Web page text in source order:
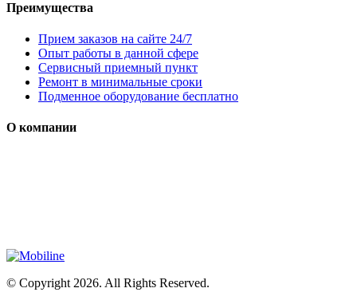
Преимущества
Прием заказов на сайте 24/7
Опыт работы в данной сфере
Сервисный приемный пункт
Ремонт в минимальные сроки
Подменное оборудование бесплатно
О компании
© Copyright 2026. All Rights Reserved.